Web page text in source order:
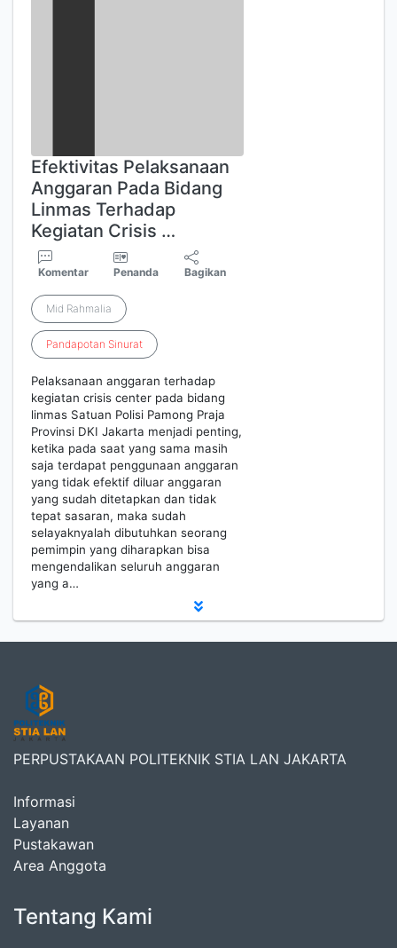
Efektivitas Pelaksanaan
Anggaran Pada Bidang
Linmas Terhadap
Kegiatan Crisis …
Komentar Penanda Bagikan
Mid Rahmalia
Pandapotan Sinurat
Pelaksanaan anggaran terhadap
kegiatan crisis center pada bidang
linmas Satuan Polisi Pamong Praja
Provinsi DKI Jakarta menjadi penting,
ketika pada saat yang sama masih
saja terdapat penggunaan anggaran
yang tidak efektif diluar anggaran
yang sudah ditetapkan dan tidak
tepat sasaran, maka sudah
selayaknyalah dibutuhkan seorang
pemimpin yang diharapkan bisa
mengendalikan seluruh anggaran
yang a…
PERPUSTAKAAN POLITEKNIK STIA LAN JAKARTA
Informasi
Layanan
Pustakawan
Area Anggota
Tentang Kami